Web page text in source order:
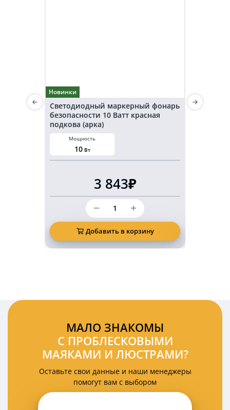
Новинки
Светодиодный маркерный фонарь
безопасности 10 Ватт красная
подкова (арка)
Мощность
10 Вт
3 843₽
Количество
товара
Светодиодный
маркерный
фонарь
безопасности
Добавить в корзину
МАЛО ЗНАКОМЫ
С ПРОБЛЕСКОВЫМИ
МАЯКАМИ И ЛЮСТРАМИ?
Оставьте свои данные и наши менеджеры
помогут вам с выбором